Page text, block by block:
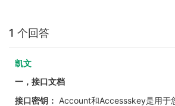
1 个回答
凯文
一，接口文档
接口密钥： Account和Accessskey是用于